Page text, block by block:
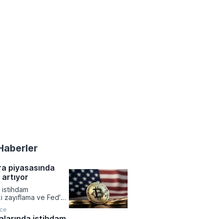
piyasasında
artıyor
zayıflama ve Fed'e
haftayı yükselişle